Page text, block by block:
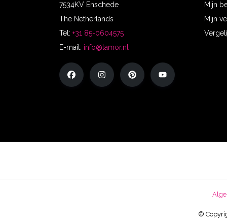
7534KV Enschede
The Netherlands
Tel: +31 85-0604575
E-mail: info@lamor.nl
Mijn
Mijn
©